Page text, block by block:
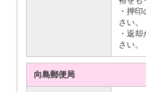
・押
さい。
・返
さい。
向島郵便局